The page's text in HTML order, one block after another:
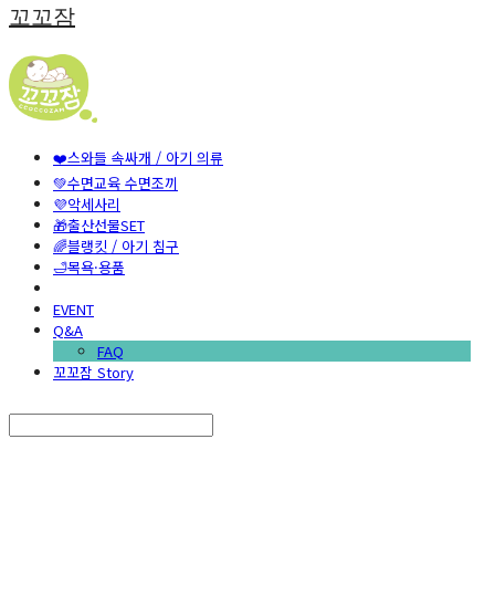
꼬꼬잠
❤️스와들 속싸개 / 아기 의류
💚수면교육 수면조끼
💜악세사리
🎁출산선물SET
🌈블랭킷 / 아기 침구
🛁목욕·용품
EVENT
Q&A
FAQ
꼬꼬잠 Story